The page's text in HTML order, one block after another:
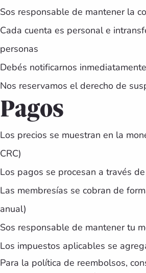
Sos responsable de mantener la
Cada cuenta es personal e
personas
Debés notificarnos
Nos reservamos el derecho de
Pagos
Los precios se muestran en la
CRC)
Los pagos se procesan a través
Las membresías se cobran de
anual)
Sos responsable de mantener tu
Los impuestos aplicables se
Para la política de reembolsos,